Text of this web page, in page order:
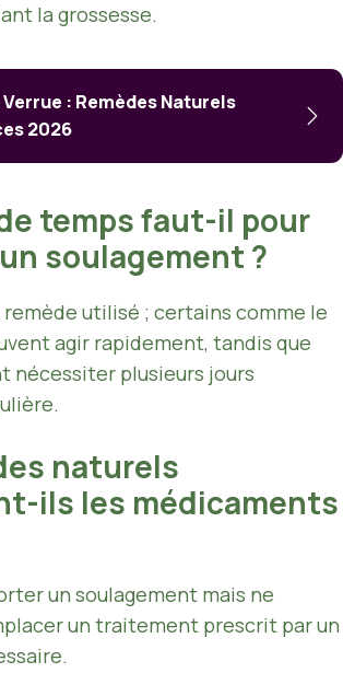
la grossesse.
: Remèdes Naturels
2026
temps faut-il pour
soulagement ?
utilisé ; certains comme le
agir rapidement, tandis que
nécessiter plusieurs jours
naturels
ils les médicaments
un soulagement mais ne
un traitement prescrit par un